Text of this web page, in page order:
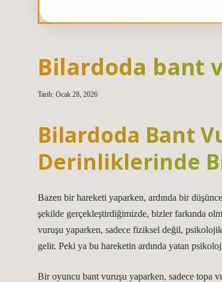
Bilardoda bant
Tarih: Ocak 28, 2026
Bilardoda Bant
Derinliklerinde
Bazen bir hareketi yaparken, ardında bir
şekilde gerçekleştirdiğimizde, bizler farkında
vuruşu yaparken, sadece fiziksel değil,
gelir. Peki ya bu hareketin ardında yatan
Bir oyuncu bant vuruşu yaparken, sadece topa